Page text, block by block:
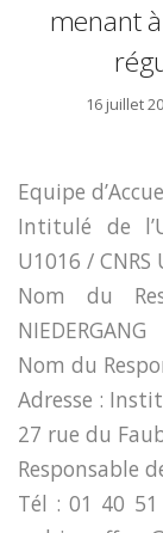
menant
16 juillet
Equipe
Intitulé de
U1016 / CNRS
Nom du
NIEDERGANG
Nom du
Adresse :
27 rue du
Responsable
Tél : 01 40